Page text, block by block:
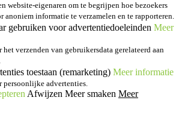
website-eigenaren om te begrijpen hoe bezoekers
anoniem informatie te verzamelen en te rapporteren.
gebruiken voor advertentiedoeleinden Meer
verzenden van gebruikersdata gerelateerd aan
toestaan (remarketing) Meer informatie
persoonlijke advertenties.
Afwijzen Meer smaken Meer